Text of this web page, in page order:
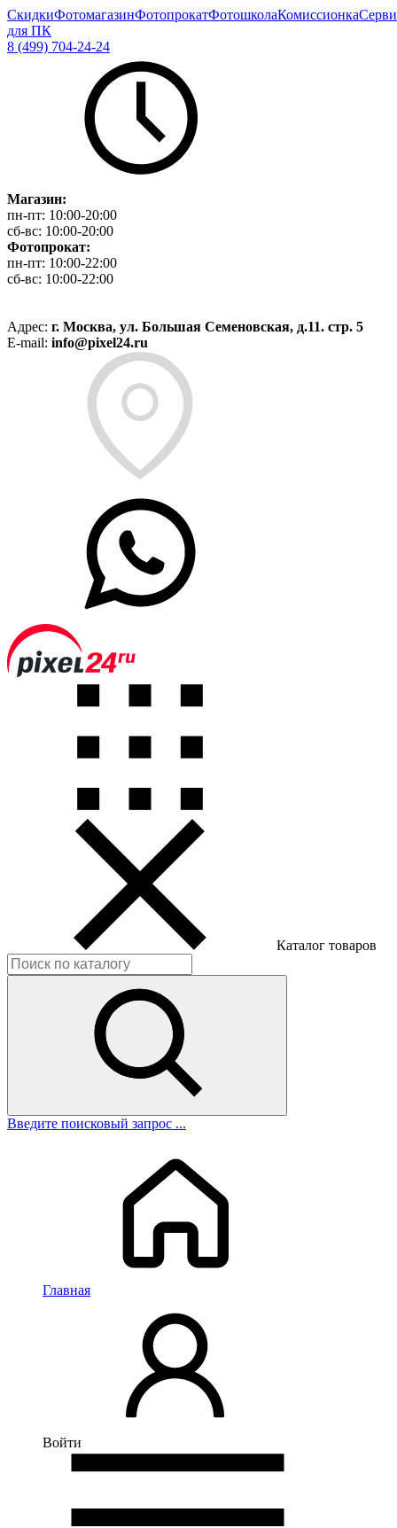
СкидкиФотомагазинФотопрокатФотошколаКомиссионка
для ПК
8 (499) 704-24-24
Магазин:
пн-пт: 10:00-20:00
сб-вс: 10:00-20:00
Фотопрокат:
пн-пт: 10:00-22:00
сб-вс: 10:00-22:00
Адрес: г. Москва, ул. Большая Семеновская, д.11. стр. 5
E-mail: info@pixel24.ru
Каталог товаров
Введите поисковый запрос ...
Главная
Войти